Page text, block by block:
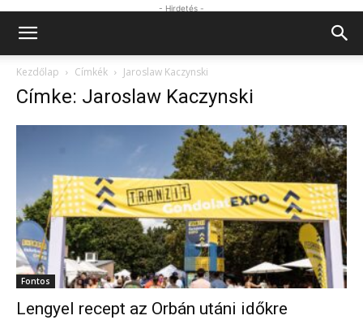
- Hirdetés -
Kezdőlap Címkék Jaroslaw Kaczynski
Címke: Jaroslaw Kaczynski
Fontos
Lengyel recept az Orbán utáni időkre